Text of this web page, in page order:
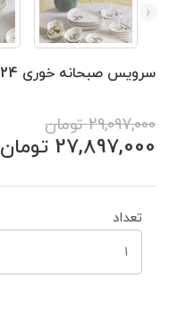
سرویس صبحانه خوری 24 پارچه 6 نفره کاراجا New Alyvia
29,097,000 تومان
27,897,000 تومان
تعداد